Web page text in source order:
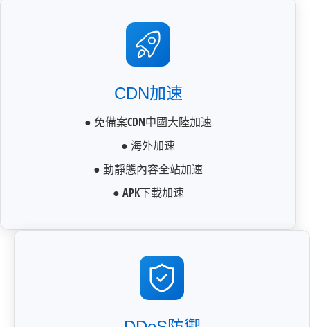
CDN加速
● 免備案CDN中國大陸加速
● 海外加速
● 動靜態內容全站加速
● APK下載加速